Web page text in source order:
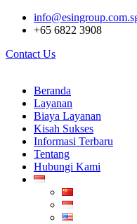
+65 6822 3908
Contact Us
Beranda
Layanan
Biaya Layanan
Kisah Sukses
Informasi Terbaru
Tentang
Hubungi Kami